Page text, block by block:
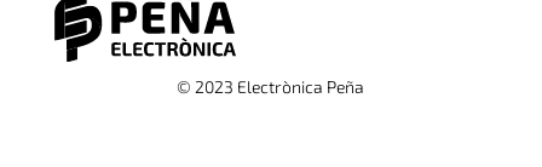
© 2023 Electrònica Peña